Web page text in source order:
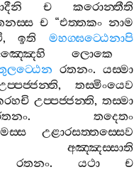
ච
කරොන‍්තීති
ච “එත‍්තකං නාම
,ඉති
මහග‍්ඝට‍්ඨෙනාපි
ලොකෙ
රතනං. යස‍්මා
,තස‍්මිංයෙව
උප‍්පජ‍්ජන‍්ති, තස‍්මා
. තදෙතං
උළාරසත‍්තස‍්සෙව
අඤ‍්ඤස‍්සාති
රතනං. යථා
ච